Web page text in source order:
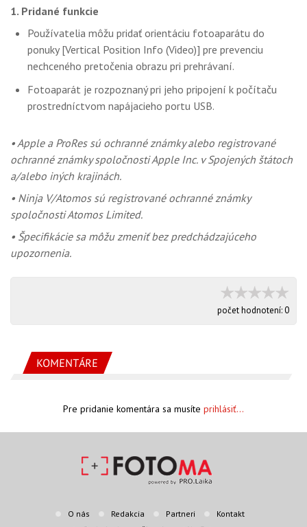
1. Pridané funkcie
Používatelia môžu pridať orientáciu fotoaparátu do
ponuky [Vertical Position Info (Video)] pre prevenciu
nechceného pretočenia obrazu pri prehrávaní.
Fotoaparát je rozpoznaný pri jeho pripojení k počítaču
prostredníctvom napájacieho portu USB.
• Apple a ProRes sú ochranné známky alebo registrované
ochranné známky spoločnosti Apple Inc. v Spojených štátoch
a/alebo iných krajinách.
• Ninja V/Atomos sú registrované ochranné známky
spoločnosti Atomos Limited.
• Špecifikácie sa môžu zmeniť bez predchádzajúceho
upozornenia.
počet hodnotení:0
KOMENTÁRE
Pre pridanie komentára sa musíte prihlásiť...
O nás Redakcia Partneri
Kontakt